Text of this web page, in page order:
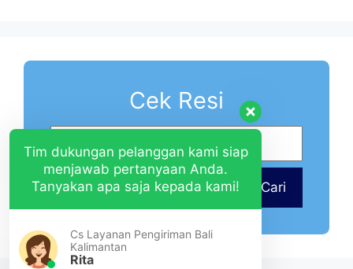
Cek Resi
Cari
Tim dukungan pelanggan kami siap
menjawab pertanyaan Anda.
Tanyakan apa saja kepada kami!
Cs Layanan Pengiriman Bali
Kalimantan
Rita